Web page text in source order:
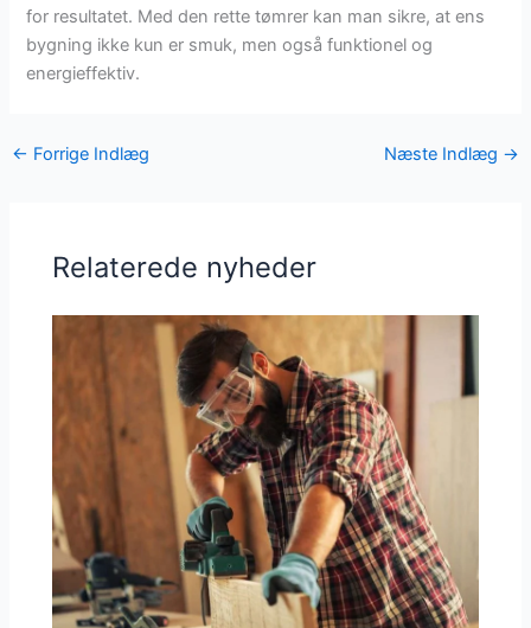
for resultatet. Med den rette tømrer kan man sikre, at ens
bygning ikke kun er smuk, men også funktionel og
energieffektiv.
← Forrige Indlæg Næste Indlæg →
Relaterede nyheder